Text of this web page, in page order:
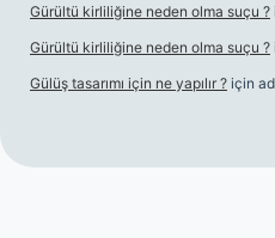
Gürültü kirliliğine neden olma suçu ?
Gürültü kirliliğine neden olma suçu ?
Gülüş tasarımı için ne yapılır ? için